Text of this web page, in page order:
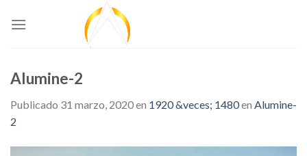
Alumine-2
Publicado 31 marzo, 2020en 1920 &veces; 1480en Alumine-
2